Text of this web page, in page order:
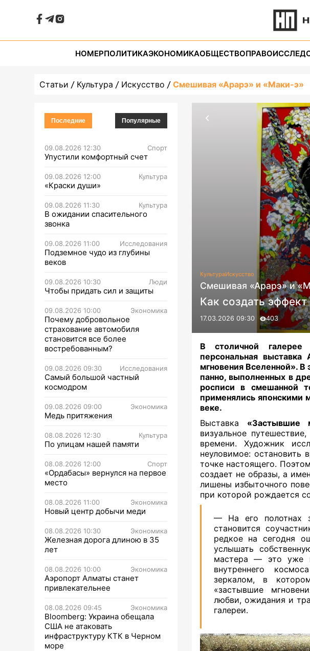
НОМЕРПОЛИТИКАЭКОНОМИКАОБЩЕСТВОПРАВО
Статьи Культура Искусство Смешивая «Арарэ» и «Маки-э»
Последние Популярные
09.08.2026 12:30 Спорт
Упустили комфортный счет
09.08.2026 12:00 Культура
«Краски души»
09.08.2026 11:30 Культура
В ожидании спасительного
звонка
09.08.2026 11:00 Исследования
Подземное чудо из глубины
веков
09.08.2026 10:30 Люди
Чтобы придать сил и защиты
09.08.2026 10:00 Экономика
Почему добровольное
страхование автомобиля
становится все более
востребованным?
09.08.2026 09:30 Исследования
Самый большой частный
космодром
09.08.2026 09:00 Экономика
Медь притяжения
08.08.2026 12:30 Культура
По улицам нашей памяти
08.08.2026 12:00 Спорт
«Ордабасы» вернулся на первое
место
08.08.2026 11:00 Экономика
Новый центр добычи меди
08.08.2026 10:30 Экономика
Железная дорога длиною в 35
лет
08.08.2026 10:00 Экономика
Аэропорт Алматы станет
привлекательнее
08.08.2026 09:45 Экономика
Bloomberg: Украина обещала
США не атаковать
инфраструктуру КТК в Черном
море
КультураИскусство
Смешивая «Арарэ» и
Как создать
17.03.2026 09:30 403
В столичной галерее
персональная
мгновения Вселенной». В
панно, выполненных в
росписи в смешанной
применялись японскими
веке.
Выставка «Застывшие
визуальное
времени. Художник
неуловимое:
точке настоящего.
создает не образы, а
лишены избыточного
при которой рождается
— На его полотнах
становится
редкое на сегодня
услышать
мастера — это уже
внутреннего
зеркалом, в
«застывшие
любви, ожидания и
галереи.